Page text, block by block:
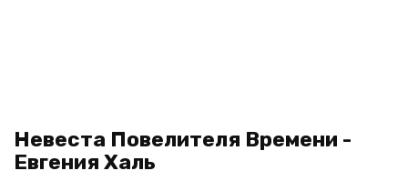
Невеста Повелителя Времени -
Евгения Халь